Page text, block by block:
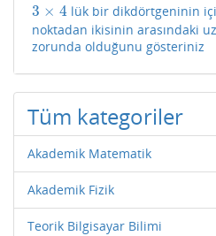
3 × 4
3 ×4
lük bir dikdörtgeninin
noktadan ikisinin arasındaki
zorunda olduğunu gösteriniz
Tüm kategoriler
Akademik Matematik
Akademik Fizik
Teorik Bilgisayar Bilimi